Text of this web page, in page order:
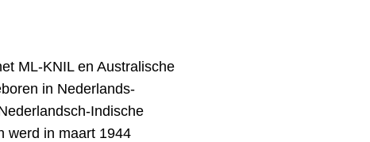
ML-KNIL en Australische
in Nederlands-
Indische
werd in maart 1944